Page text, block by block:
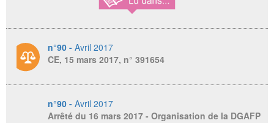
n°90 - Avril 2017
CE, 15 mars 2017, n° 391654
n°90 - Avril 2017
Arrêté du 16 mars 2017 - Organisation de la DGAFP